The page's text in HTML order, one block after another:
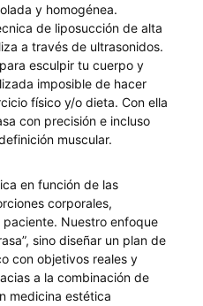
y homogénea.
de liposucción de alta
a través de ultrasonidos.
esculpir tu cuerpo y
imposible de hacer
físico y/o dieta. Con ella
con precisión e incluso
muscular.
en función de las
corporales,
Nuestro enfoque
sino diseñar un plan de
con objetivos reales y
a la combinación de
medicina estética